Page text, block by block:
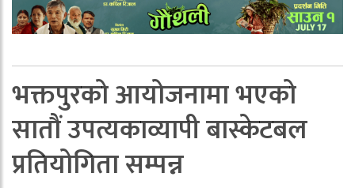
भक्तपुरको आयोजनामा भएको
सातौं उपत्यकाव्यापी बास्केटबल
प्रतियोगिता सम्पन्न